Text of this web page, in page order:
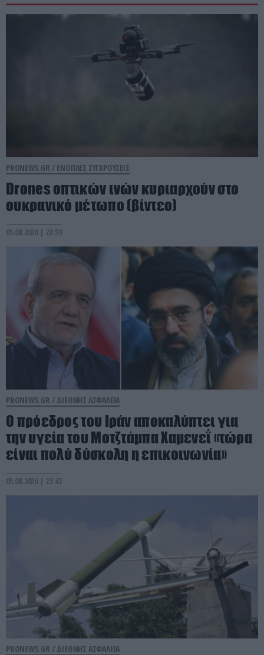
PRONEWS.GR / ΕΝΟΠΛΕΣ ΣΥΓΚΡΟΥΣΕΙΣ
Drones οπτικών ινών κυριαρχούν στο
ουκρανικό μέτωπο (βίντεο)
05.08.2026 | 23:59
PRONEWS.GR / ΔΙΕΘΝΗΣ ΑΣΦΑΛΕΙΑ
Ο πρόεδρος του Ιράν αποκαλύπτει για
την υγεία του Μοτζτάμπα Χαμενεΐ «τώρα
είναι πολύ δύσκολη η επικοινωνία»
05.08.2026 | 23:43
PRONEWS.GR / ΔΙΕΘΝΗΣ ΑΣΦΑΛΕΙΑ